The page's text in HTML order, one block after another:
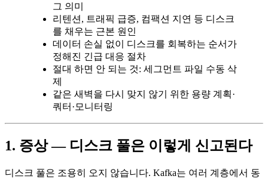
그 의미
리텐션, 트래픽 급증, 컴팩션 지연 등 디스크
를 채우는 근본 원인
데이터 손실 없이 디스크를 회복하는 순서가
정해진 긴급 대응 절차
절대 하면 안 되는 것: 세그먼트 파일 수동 삭
제
같은 새벽을 다시 맞지 않기 위한 용량 계획·
쿼터·모니터링
1. 증상 — 디스크 풀은 이렇게 신고된다
디스크 풀은 조용히 오지 않습니다. Kafka는 여러 계층에서 동